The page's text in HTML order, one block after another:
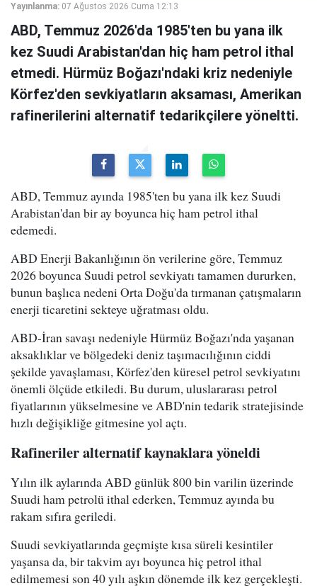
Yayınlanma: 07 Ağustos 2026 Cuma 12:13
ABD, Temmuz 2026'da 1985'ten bu yana ilk
kez Suudi Arabistan'dan hiç ham petrol ithal
etmedi. Hürmüz Boğazı'ndaki kriz nedeniyle
Körfez'den sevkiyatların aksaması, Amerikan
rafinerilerini alternatif tedarikçilere yöneltti.
ABD, Temmuz ayında 1985'ten bu yana ilk kez Suudi
Arabistan'dan bir ay boyunca hiç ham petrol ithal
edemedi.
ABD Enerji Bakanlığının ön verilerine göre, Temmuz
2026 boyunca Suudi petrol sevkiyatı tamamen dururken,
bunun başlıca nedeni Orta Doğu'da tırmanan çatışmaların
enerji ticaretini sekteye uğratması oldu.
ABD-İran savaşı nedeniyle Hürmüz Boğazı'nda yaşanan
aksaklıklar ve bölgedeki deniz taşımacılığının ciddi
şekilde yavaşlaması, Körfez'den küresel petrol sevkiyatını
önemli ölçüde etkiledi. Bu durum, uluslararası petrol
fiyatlarının yükselmesine ve ABD'nin tedarik stratejisinde
hızlı değişikliğe gitmesine yol açtı.
Rafineriler alternatif kaynaklara yöneldi
Yılın ilk aylarında ABD günlük 800 bin varilin üzerinde
Suudi ham petrolü ithal ederken, Temmuz ayında bu
rakam sıfıra geriledi.
Suudi sevkiyatlarında geçmişte kısa süreli kesintiler
yaşansa da, bir takvim ayı boyunca hiç petrol ithal
edilmemesi son 40 yılı aşkın dönemde ilk kez gerçekleşti.